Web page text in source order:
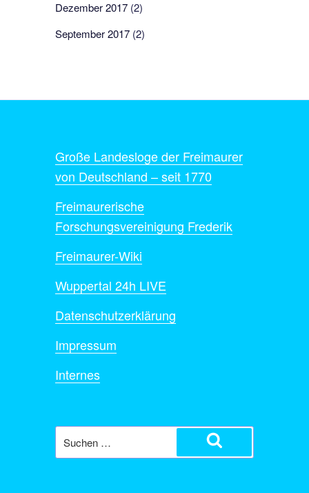
Dezember 2017 (2)
September 2017 (2)
Große Landesloge der Freimaurer
von Deutschland – seit 1770
Freimaurerische
Forschungsvereinigung Frederik
Freimaurer-Wiki
Wuppertal 24h LIVE
Datenschutzerklärung
Impressum
Internes